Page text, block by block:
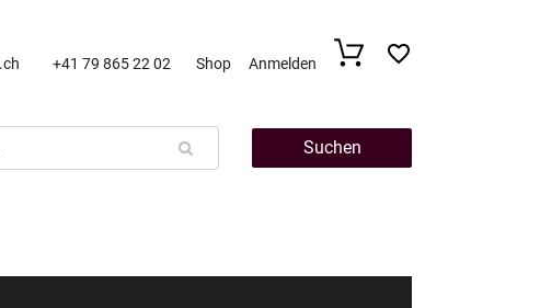
+41 79 865 22 02 Shop Anmelden
Suchen